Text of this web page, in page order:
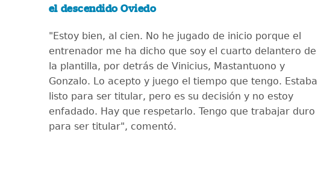
el descendido Oviedo
"Estoy bien, al cien. No he jugado de inicio porque el
entrenador me ha dicho que soy el cuarto delantero de
la plantilla, por detrás de Vinicius, Mastantuono y
Gonzalo. Lo acepto y juego el tiempo que tengo. Estaba
listo para ser titular, pero es su decisión y no estoy
enfadado. Hay que respetarlo. Tengo que trabajar duro
para ser titular", comentó.